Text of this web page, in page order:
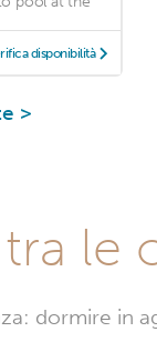
disponibilità
>
le
dormire in